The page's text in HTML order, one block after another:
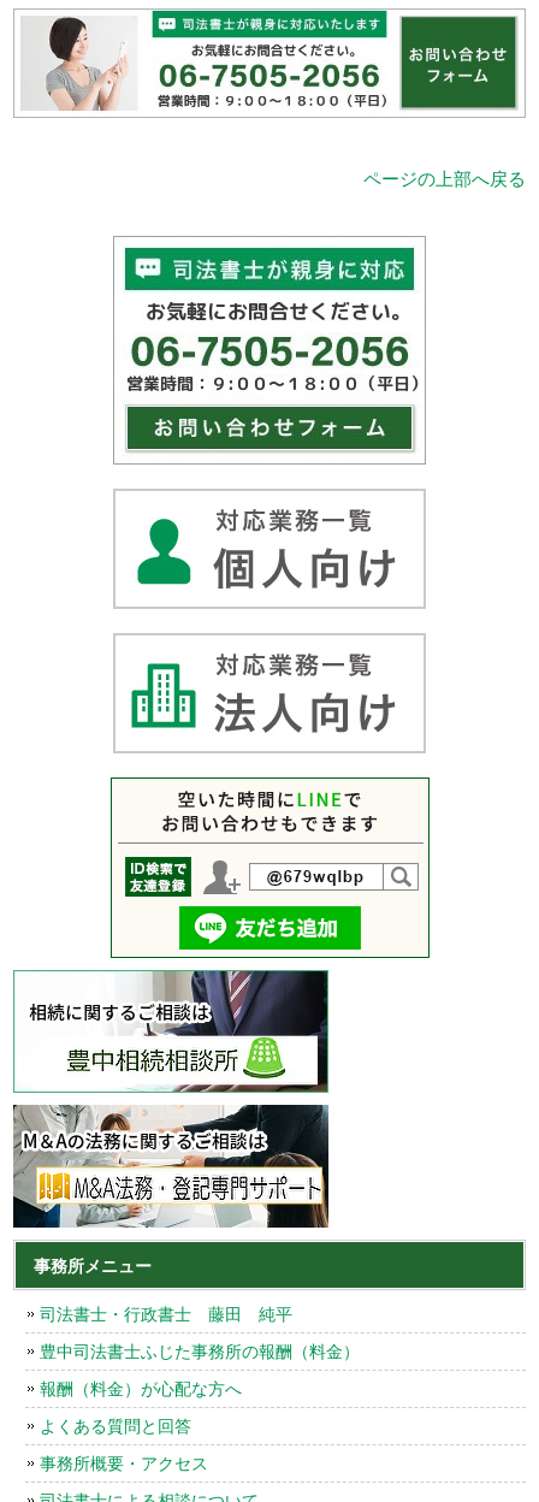
ページの上部へ戻る
事務所メニュー
司法書士・行政書士 藤田 純平
豊中司法書士ふじた事務所の報酬（料金）
報酬（料金）が心配な方へ
よくある質問と回答
事務所概要・アクセス